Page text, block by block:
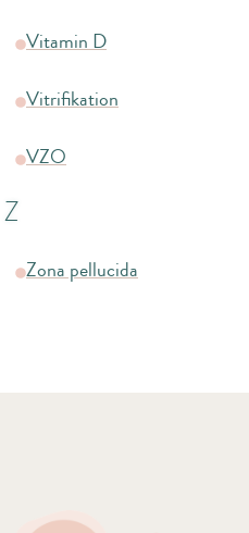
Vitamin D
Vitrifikation
VZO
Z
Zona pellucida